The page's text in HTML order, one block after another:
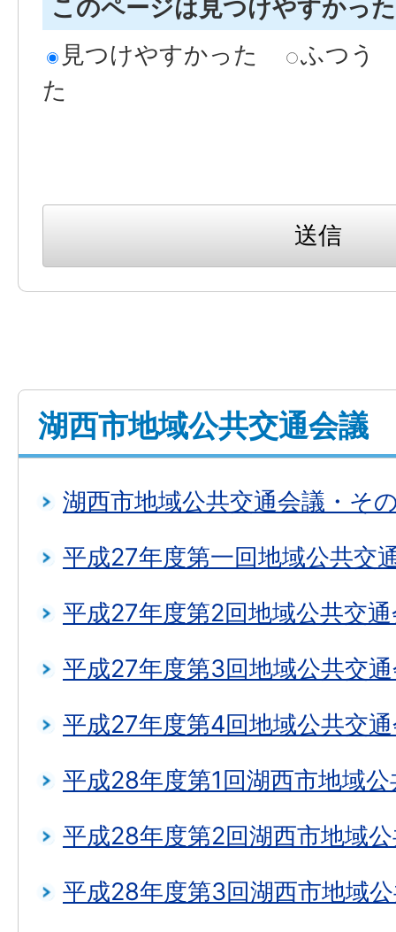
このページは見つけやすかっ
見つけやすかった
ふつう
た
湖西市地域公共交通会議
湖西市地域公共交通会議・そ
平成27年度第一回地域公共交
平成27年度第2回地域公共交
平成27年度第3回地域公共交
平成27年度第4回地域公共交
平成28年度第1回湖西市地域
平成28年度第2回湖西市地域
平成28年度第3回湖西市地域